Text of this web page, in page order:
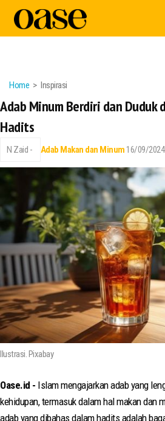
Home Inspirasi
Adab Minum Berdiri dan Duduk
Hadits
N Zaid - Adab Makan dan Minum 16/09/2024
Ilustrasi. Pixabay
Oase.id - Islam mengajarkan adab yang
kehidupan, termasuk dalam hal makan dan
adab yang dibahas dalam hadits adalah